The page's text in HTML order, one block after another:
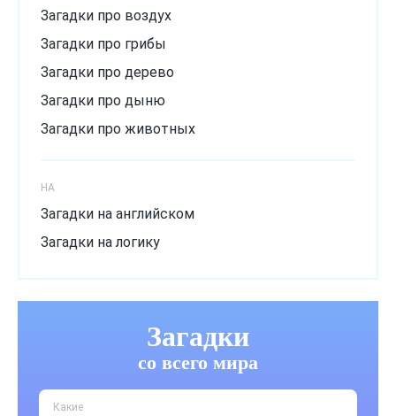
Загадки про воздух
Загадки про грибы
Загадки про дерево
Загадки про дыню
Загадки про животных
Загадки про лёд
Загадки про лето
Загадки про мороз
Загадки про овощи
Загадки про огурец
Загадки про природу
НА
Загадки на английском
Загадки на логику
Загадки
со всего мира
Какие